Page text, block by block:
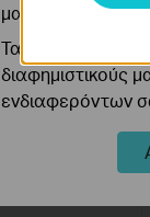
μας.
Τα διαφημιστικά
διαφημιστικούς
ενδιαφερόντων